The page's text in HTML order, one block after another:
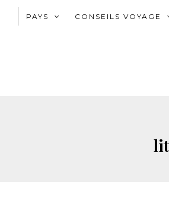
PAYS CONSEILS VOYAGE